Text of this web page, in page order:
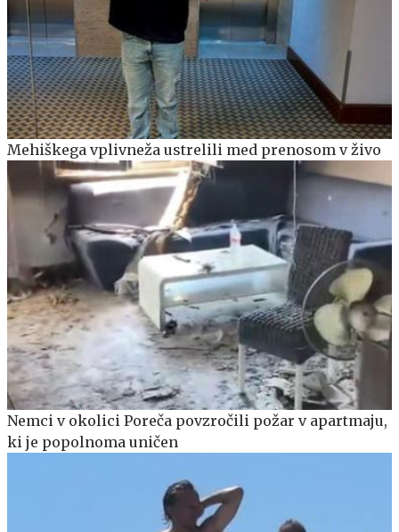
Mehiškega vplivneža ustrelili med prenosom v živo
Nemci v okolici Poreča povzročili požar v apartmaju,
ki je popolnoma uničen